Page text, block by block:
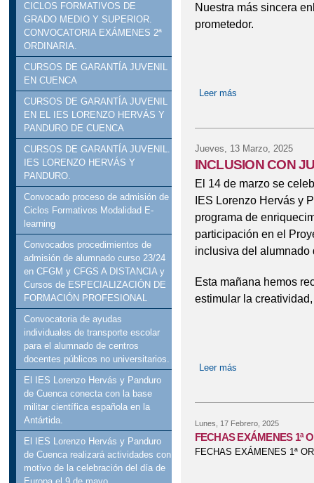
CICLOS FORMATIVOS DE
GRADO MEDIO Y SUPERIOR.
CONVOCATORIA EXÁMENES 2ª
ORDINARIA.
CURSOS DE GARANTÍA JUVENIL
EN CUENCA
CURSOS DE GARANTÍA JUVENIL
EN EL IES LORENZO HERVÁS Y
PANDURO DE CUENCA
CURSOS DE GARANTÍA JUVENIL.
IES LORENZO HERVÁS Y
PANDURO.
Convocado proceso de admisión de
Ciclos Formativos Modalidad E-
learning
Convocados procedimientos de
admisión de alumnado curso 23/24
en CFGM y CFGS A DISTANCIA y
Cursos de ESPECIALIZACIÓN DE
FORMACIÓN PROFESIONAL
Convocatoria de ayudas
individuales de transporte escolar
para el alumnado de centros
docentes públicos no universitarios.
El IES Lorenzo Hervás y Panduro
de Cuenca conecta con la base
militar científica española en la
Antártida.
El IES Lorenzo Hervás y Panduro
de Cuenca realizará actividades con
motivo de la celebración del día de
Nuestra más sincera
prometedor.
Leer más
Jueves, 13 Marzo, 2025
INCLUSION CON
El 14 de marzo se
IES Lorenzo Hervás y
programa de
participación en el
inclusiva del alumnado
Esta mañana hemos
estimular la
Leer más
Lunes, 17 Febrero, 2025
FECHAS EXÁMENES 1ª
FECHAS EXÁMENES 1ª